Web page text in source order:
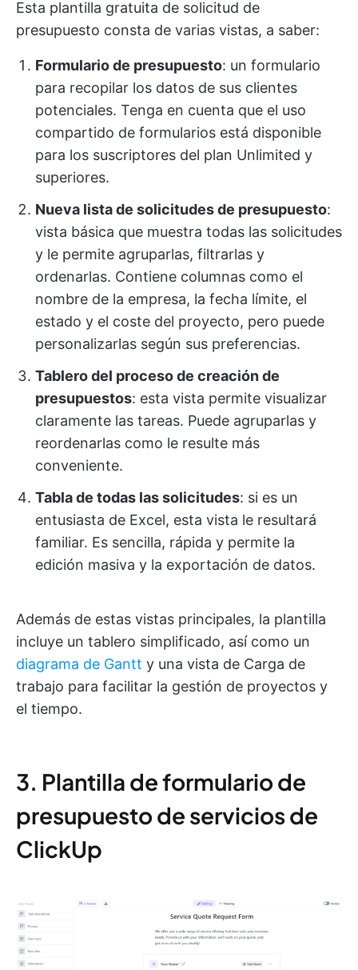
Esta plantilla gratuita de solicitud de
presupuesto consta de varias vistas, a saber:
Formulario de presupuesto: un formulario
para recopilar los datos de sus clientes
potenciales. Tenga en cuenta que el uso
compartido de formularios está disponible
para los suscriptores del plan Unlimited y
superiores.
Nueva lista de solicitudes de presupuesto:
vista básica que muestra todas las solicitudes
y le permite agruparlas, filtrarlas y
ordenarlas. Contiene columnas como el
nombre de la empresa, la fecha límite, el
estado y el coste del proyecto, pero puede
personalizarlas según sus preferencias.
Tablero del proceso de creación de
presupuestos: esta vista permite visualizar
claramente las tareas. Puede agruparlas y
reordenarlas como le resulte más
conveniente.
Tabla de todas las solicitudes: si es un
entusiasta de Excel, esta vista le resultará
familiar. Es sencilla, rápida y permite la
edición masiva y la exportación de datos.
Además de estas vistas principales, la plantilla
incluye un tablero simplificado, así como un
diagrama de Gantt y una vista de Carga de
trabajo para facilitar la gestión de proyectos y
el tiempo.
3. Plantilla de formulario de
presupuesto de servicios de
ClickUp